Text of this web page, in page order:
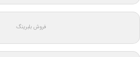
فروش بلبرینگ